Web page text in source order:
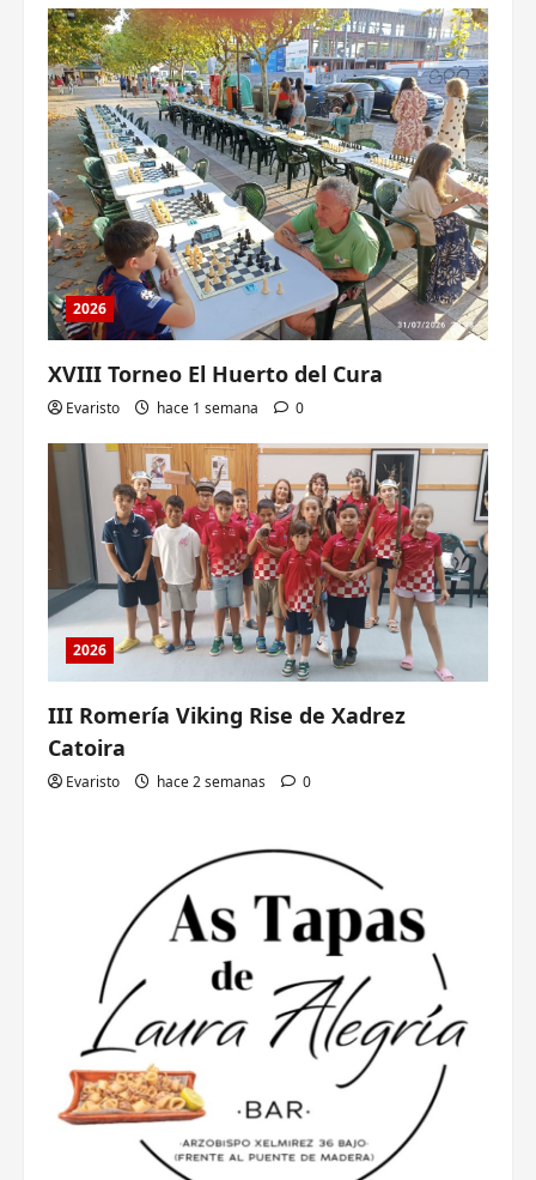
2026
XVIII Torneo El Huerto del Cura
Evaristo hace 1 semana 0
2026
III Romería Viking Rise de Xadrez
Catoira
Evaristo hace 2 semanas 0